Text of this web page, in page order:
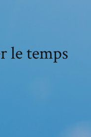
le temps